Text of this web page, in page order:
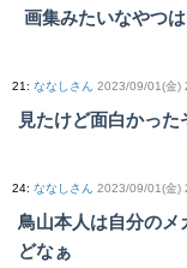
画集みたいなやつ
21: ななしさん 2023/09/01(金)
見たけど面白かった
24: ななしさん 2023/09/01(金)
鳥山本人は自分のメ
どなぁ